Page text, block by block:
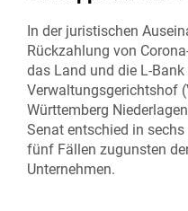
In der juristischen
Rückzahlung von
das Land und die L-
Verwaltungsgerichtshof
Württemberg
Senat entschied in
fünf Fällen zugunsten
Unternehmen.